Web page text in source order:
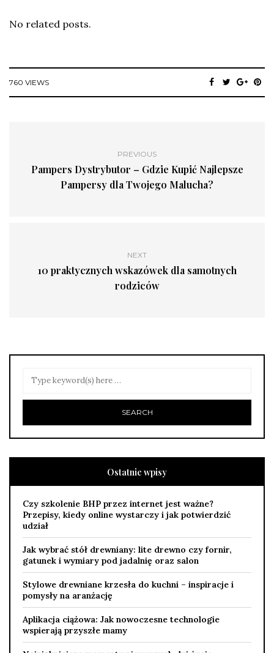
No related posts.
760 VIEWS
PREVIOUS
Pampers Dystrybutor – Gdzie Kupić Najlepsze
Pampersy dla Twojego Malucha?
NEXT
10 praktycznych wskazówek dla samotnych
rodziców
Ostatnie wpisy
Czy szkolenie BHP przez internet jest ważne?
Przepisy, kiedy online wystarczy i jak potwierdzić
udział
Jak wybrać stół drewniany: lite drewno czy fornir,
gatunek i wymiary pod jadalnię oraz salon
Stylowe drewniane krzesła do kuchni – inspiracje i
pomysły na aranżację
Aplikacja ciążowa: Jak nowoczesne technologie
wspierają przyszłe mamy